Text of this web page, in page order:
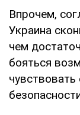
Впрочем,
Украина
чем
бояться
чувствовать